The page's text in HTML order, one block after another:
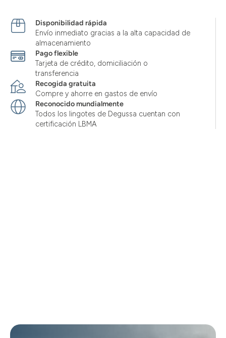
aktivieren.Disponibilidad rápida
Envío inmediato gracias a la alta capacidad de
almacenamiento
Pago flexible
Tarjeta de crédito, domiciliación o
transferencia
Recogida gratuita
Compre y ahorre en gastos de envío
Reconocido mundialmente
Todos los lingotes de Degussa cuentan con
certificación LBMA